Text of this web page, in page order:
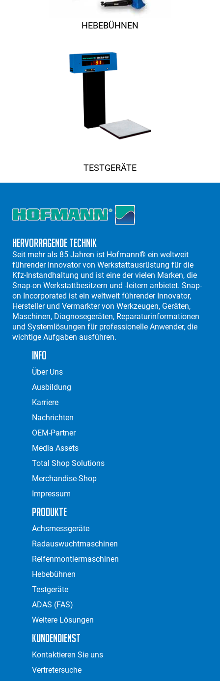
HEBEBÜHNEN
TESTGERÄTE
Hervorragende Technik
Seit mehr als 85 Jahren ist Hofmann® ein weltweit
führender Innovator von Werkstattausrüstung für die
Kfz-Instandhaltung und ist eine der vielen Marken, die
Snap-on Werkstattbesitzern und -leitern anbietet. Snap-
on Incorporated ist ein weltweit führender Innovator,
Hersteller und Vermarkter von Werkzeugen, Geräten,
Maschinen, Diagnosegeräten, Reparaturinformationen
und Systemlösungen für professionelle Anwender, die
wichtige Aufgaben ausführen.
Info
Über Uns
Ausbildung
Karriere
Nachrichten
OEM-Partner
Media Assets
Total Shop Solutions
Merchandise-Shop
Impressum
Produkte
Achsmessgeräte
Radauswuchtmaschinen
Reifenmontiermaschinen
Hebebühnen
Testgeräte
ADAS (FAS)
Weitere Lösungen
Kundendienst
Kontaktieren Sie uns
Vertretersuche